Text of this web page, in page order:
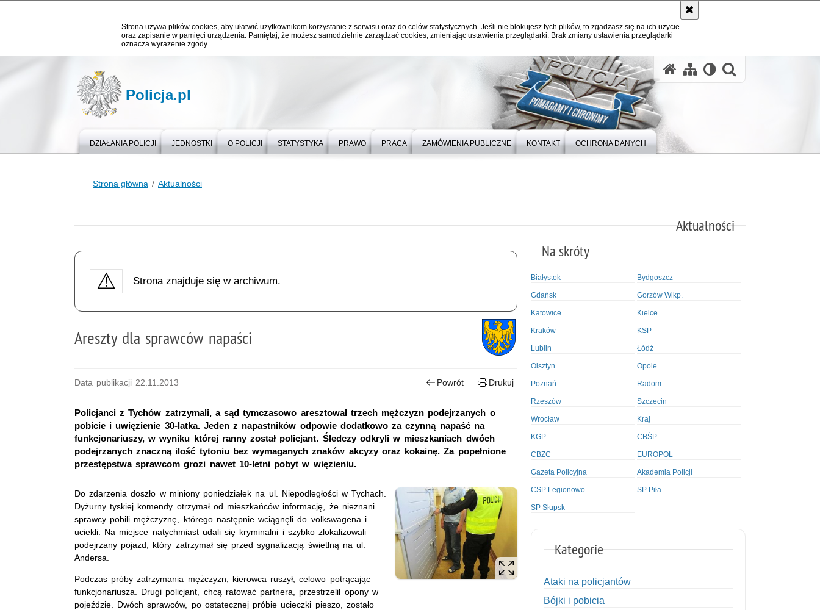
Strona używa plików cookies, aby ułatwić użytkownikom korzystanie z serwisu oraz do celów statystycznych. Jeśli nie blokujesz tych plików, to zgadzasz się na ich użycie
oraz zapisanie w pamięci urządzenia. Pamiętaj, że możesz samodzielnie zarządzać cookies, zmieniając ustawienia przeglądarki. Brak zmiany ustawienia przeglądarki
oznacza wyrażenie zgody.
Policja.pl
DZIAŁANIA POLICJI JEDNOSTKI O POLICJI STATYSTYKA PRAWO PRACA ZAMÓWIENIA PUBLICZNE KONTAKT OCHRONA DANYCH
Strona główna Aktualności
Aktualności
Strona znajduje się w archiwum.
Areszty dla sprawców napaści
Data publikacji 22.11.2013 Powrót Drukuj
Policjanci z Tychów zatrzymali, a sąd tymczasowo aresztował trzech mężczyzn podejrzanych o
pobicie i uwięzienie 30-latka. Jeden z napastników odpowie dodatkowo za czynną napaść na
funkcjonariuszy, w wyniku której ranny został policjant. Śledczy odkryli w mieszkaniach dwóch
podejrzanych znaczną ilość tytoniu bez wymaganych znaków akcyzy oraz kokainę. Za popełnione
przestępstwa sprawcom grozi nawet 10-letni pobyt w więzieniu.
Do zdarzenia doszło w miniony poniedziałek na ul. Niepodległości w Tychach.
Dyżurny tyskiej komendy otrzymał od mieszkańców informację, że nieznani
sprawcy pobili mężczyznę, którego następnie wciągnęli do volkswagena i
uciekli. Na miejsce natychmiast udali się kryminalni i szybko zlokalizowali
podejrzany pojazd, który zatrzymał się przed sygnalizacją świetlną na ul.
Andersa.
Podczas próby zatrzymania mężczyzn, kierowca ruszył, celowo potrącając
funkcjonariusza. Drugi policjant, chcą ratować partnera, przestrzelił opony w
pojeździe. Dwóch sprawców, po ostatecznej próbie ucieczki pieszo, zostało
Na skróty
Białystok Bydgoszcz
Gdańsk Gorzów Wlkp.
Katowice Kielce
Kraków KSP
Lublin Łódź
Olsztyn Opole
Poznań Radom
Rzeszów Szczecin
Wrocław Kraj
KGP CBŚP
CBZC EUROPOL
Gazeta Policyjna Akademia Policji
CSP Legionowo SP Piła
SP Słupsk
Kategorie
Ataki na policjantów
Bójki i pobicia